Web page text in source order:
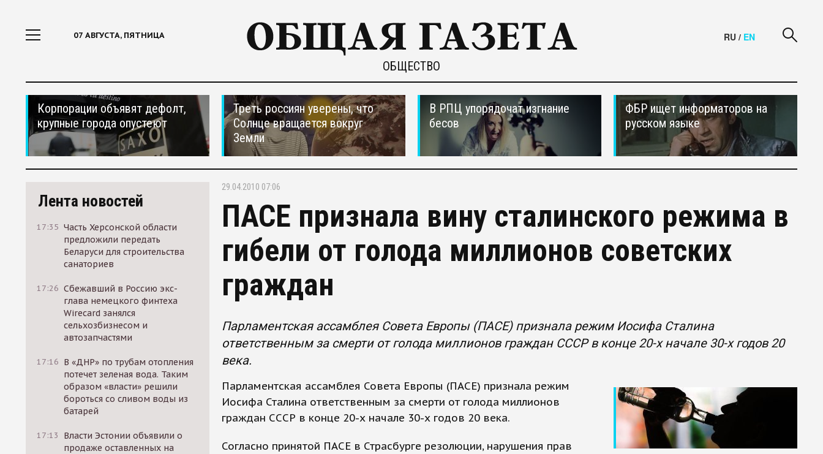
07 АВГУСТА, ПЯТНИЦА
ОБЩЕСТВО
RU / EN
Корпорации объявят дефолт,
крупные города опустеют
Треть россиян уверены, что
Солнце вращается вокруг
Земли
В РПЦ упорядочат изгнание
бесов
ФБР ищет информаторов на
русском языке
Лента новостей
17:35 Часть Херсонской области
предложили передать
Беларуси для строительства
санаториев
17:26 Сбежавший в Россию экс-
глава немецкого финтеха
Wirecard занялся
сельхозбизнесом и
автозапчастями
17:16 В «ДНР» по трубам отопления
потечет зеленая вода. Таким
образом «власти» решили
бороться со сливом воды из
батарей
17:13
Власти Эстонии объявили о
продаже оставленных на
29.04.2010 07:06
ПАСЕ признала вину сталинского режима в
гибели от голода миллионов советских
граждан
Парламентская ассамблея Совета Европы (ПАСЕ) признала режим Иоcифа Сталина
ответственным за смерти от голода миллионов граждан СССР в конце 20-х начале 30-х годов 20
века.
Парламентская ассамблея Совета Европы (ПАСЕ) признала режим
Иоcифа Сталина ответственным за смерти от голода миллионов
граждан СССР в конце 20-х начале 30-х годов 20 века.
Согласно принятой ПАСЕ в Страсбурге резолюции, нарушения прав